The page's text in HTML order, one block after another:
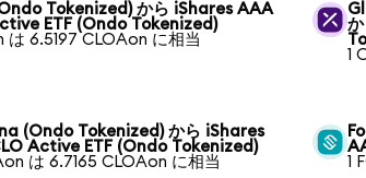
Tokenized) から iShares AAA
ETF (Ondo Tokenized)
は 6.5197 CLOAon に相当
1
(Ondo Tokenized) から iShares
Active ETF (Ondo Tokenized)
は 6.7165 CLOAon に相当
1